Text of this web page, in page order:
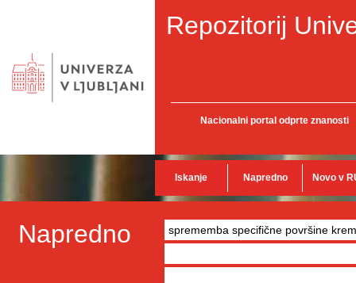
Repozitorij
Nacionalni portal odprte znanosti
Iskanje Napredno Novo v
Napredno